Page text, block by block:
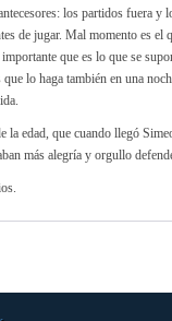
los partidos fuera y
de jugar. Mal momento es
que es lo que se
lo haga también en una
la edad, que cuando llegó
más alegría y orgullo